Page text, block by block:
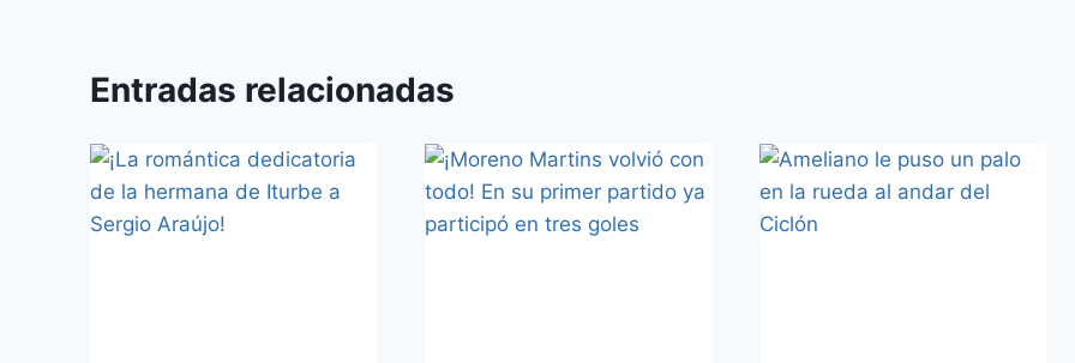
Entradas relacionadas